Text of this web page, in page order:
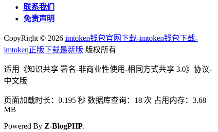
联系我们
免责声明
CopyRight © 2026 imtoken钱包官网下载-imtoken钱包下载-
imtoken正版下载最新版 版权所有
适用《知识共享 署名-非商业性使用-相同方式共享 3.0》协议-
中文版
页面加载时长：0.195 秒 数据库查询：18 次 占用内存：3.68
MB
Powered By Z-BlogPHP.